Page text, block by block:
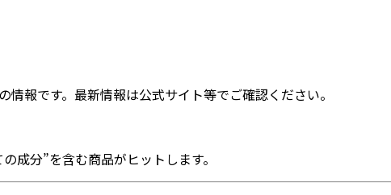
情報です。最新情報は公式サイト等でご確認ください。
成分”を含む商品がヒットします。